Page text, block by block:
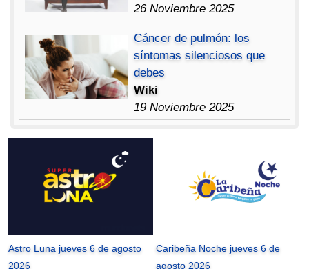
26 Noviembre 2025
Cáncer de pulmón: los
síntomas silenciosos que
debes
Wiki
19 Noviembre 2025
Astro Luna jueves 6 de agosto
2026
Caribeña Noche jueves 6 de
agosto 2026